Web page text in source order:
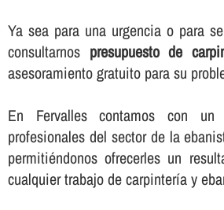
Ya sea para una urgencia o para
consultarnos presupuesto de
asesoramiento gratuito para su
En Fervalles contamos con
profesionales del sector de la
permitiéndonos ofrecerles un
cualquier trabajo de carpinterí­a y